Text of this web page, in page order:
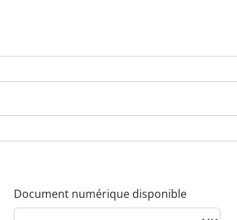
Document numérique disponible